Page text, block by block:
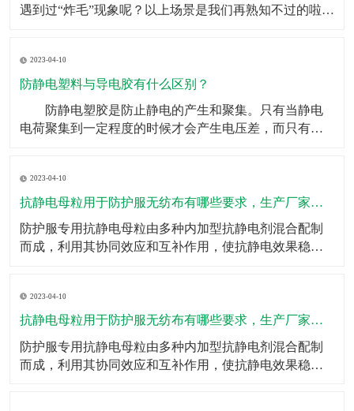
遇到过“炸毛”现象呢？以上场景是我们再熟知不过的啦，
重任。如果头梳不具备防静电效果，金毛狮王就是你的
代名词了，但是有了防静电塑料丝，这些烦恼统统迎刃
2023-04-10
防静电塑料与导电胶有什么区别？
​ 防静电塑胶是防止静电的产生和聚集。只有当静电
电荷聚集到一定程度的时候才会产生电压差，而只有在
产生静电的物体连接到地面，将产生的电荷直接传输出
去，不会产生电荷的聚集。 而导电只是一种物体属
性的概述，
2023-04-10
抗静电母粒用于防护服无纺布有哪些要求，生产厂家有哪些？
​防护服专用抗静电母粒由多种内加型抗静电剂混合配制
而成，利用其协同效应和互补作用，使抗静电效果稳
好；三、不影响制品的加工成型和颜色、不降低制品的
力学性能；四、耐化学性好、无毒；五、调节添加量即
可调节抗静电
2023-04-10
抗静电母粒用于防护服无纺布有哪些要求，生产厂家有哪些？
​防护服专用抗静电母粒由多种内加型抗静电剂混合配制
而成，利用其协同效应和互补作用，使抗静电效果稳